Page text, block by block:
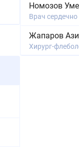
Номозов
Врач
Жапаров
Хирург-